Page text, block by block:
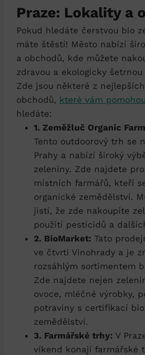
Praze:‍ Lokality a
Pokud ⁤hledáte ⁣čerstvou bio
⁣máte‌ štěstí! Město nabízí
a ‌obchodů, kde⁣ můžete
zdravou a ekologicky
Zde jsou některé z
obchodů, které vám​
hledáte:
1.​ Zeměžluč⁢ Organic
Tento outdoorový‍ trh se
Prahy​ a nabízí ⁤široký
zeleniny. ​Zde najdete
místních farmářů, kteří
organické zemědělství.‍
jisti, že zde nakoupíte
použití ‍pesticidů a
2. BioMarket: Tato
ve čtvrti Vinohrady ‌a je
rozsáhlým sortimentem
Zde najdete nejen
ovoce, mléčné⁣ výrobky,
⁣potraviny s certifikací
‍zemědělství.
3. Farmářské trhy: V
víkend konají farmářské